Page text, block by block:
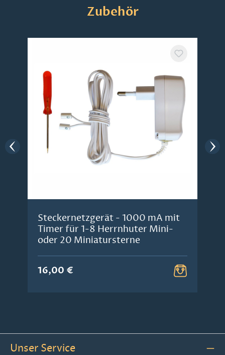
Produktgalerie überspringen
Zubehör
Steckernetzgerät - 1000 mA mit
Timer für 1-8 Herrnhuter Mini-
oder 20 Miniatursterne
16,00 €
Unser Service